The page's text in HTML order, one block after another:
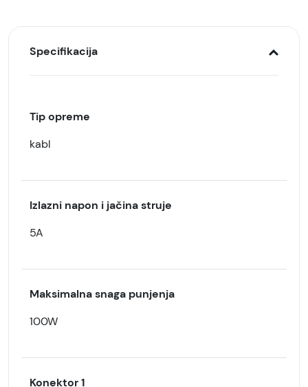
Specifikacija
Tip opreme
kabl
Izlazni napon i jačina struje
5A
Maksimalna snaga punjenja
100W
Konektor 1